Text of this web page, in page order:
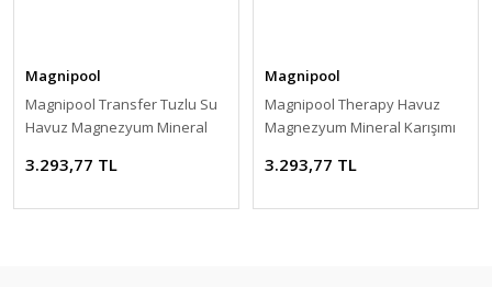
Magnipool
Magnipool Transfer Tuzlu Su
Havuz Magnezyum Mineral
3.293,77 TL
Magnipool
Magnipool Therapy Havuz
Magnezyum Mineral Karışımı
3.293,77 TL